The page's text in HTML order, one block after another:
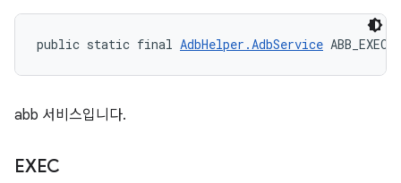
public static final AdbHelper.AdbService ABB_EXEC
abb 서비스입니다.
EXEC